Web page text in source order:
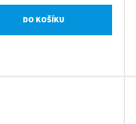
DO KOŠÍKU